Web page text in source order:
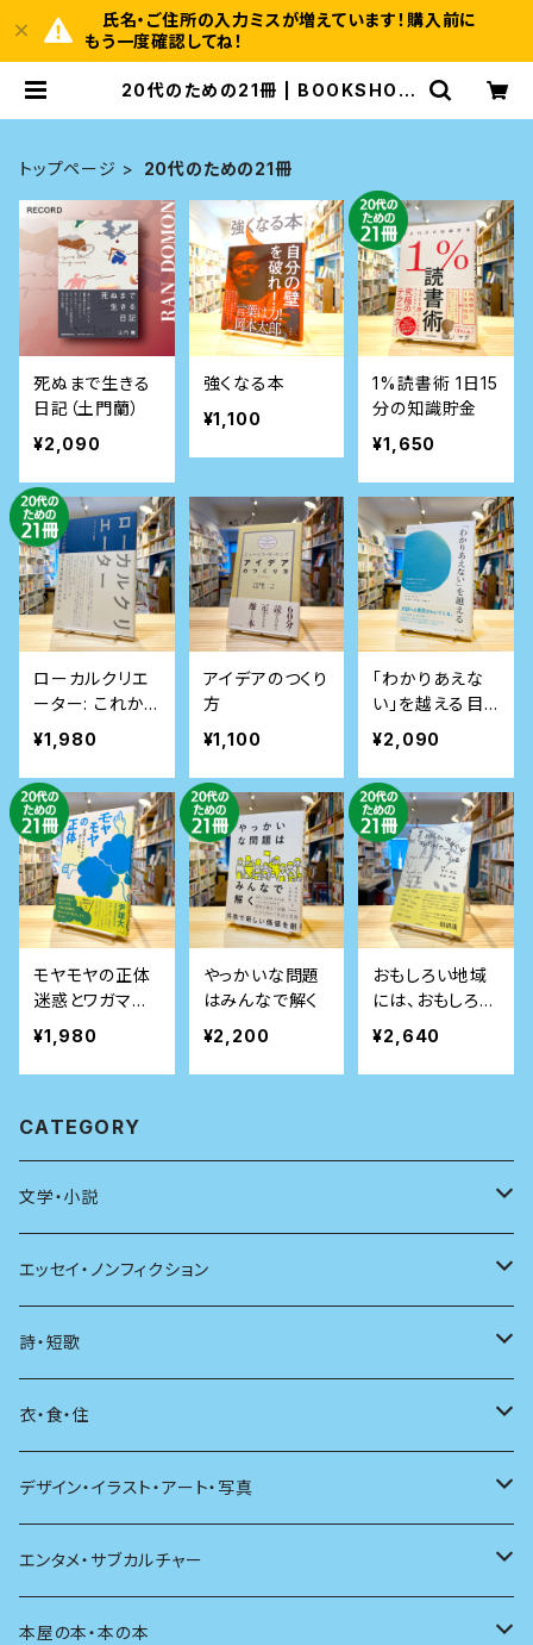
氏名・ご住所の入力ミスが増えています！購入前に
もう一度確認してね！
20代のための21冊 | BOOKSHOP
トップページ 20代のための21冊
死ぬまで生きる
日記（土門蘭）
¥2,090
強くなる本
¥1,100
1%読書術 1日15
分の知識貯金
¥1,650
ローカルクリエ
ーター: これから
の地方をつくる
のは「きみたち」
だ
¥1,980
アイデアのつくり
方
¥1,100
「わかりあえな
い」を越える――目
の前のつながり
から、共に未来
をつくるコミュニ
ケーション・NVC
¥2,090
モヤモヤの正体
迷惑とワガママ
の呪いを解く
¥1,980
やっかいな問題
はみんなで解く
¥2,200
おもしろい地域
には、おもしろい
デザイナーがい
る:地域×デザイ
ンの実践
¥2,640
CATEGORY
文学・小説
日本
海外
日本語
文学理論
評論
文章術
エッセイ・ノンフィクション
エッセイ
日記
ノンフィクション
その他
評論
詩・短歌
詩
短歌
その他
衣・食・住
着る
食べる
料理
住う
デザイン・イラスト・アート・写真
デザイン
イラスト
エンタメ・サブカルチャー
映画
本屋の本・本の本